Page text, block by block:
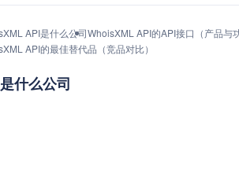
API是什么公司WhoisXML API的API接口（产品与
API的最佳替代品（竞品对比）
什么公司